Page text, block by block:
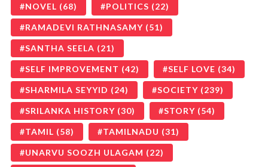
NOVEL (68) POLITICS (22)
RAMADEVI RATHNASAMY (51)
SANTHA SEELA (21)
SELF IMPROVEMENT (42) SELF LOVE (34)
SHARMILA SEYYID (24) SOCIETY (239)
SRILANKA HISTORY (30) STORY (54)
TAMIL (58) TAMILNADU (31)
UNARVU SOOZH ULAGAM (22)